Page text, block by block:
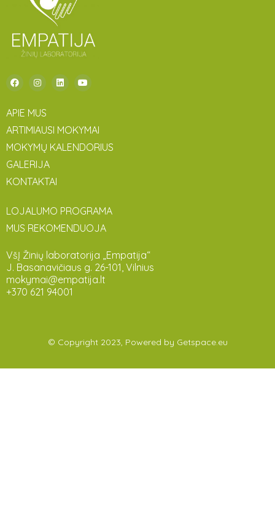
APIE MUS
ARTIMIAUSI MOKYMAI
MOKYMŲ KALENDORIUS
GALERIJA
KONTAKTAI
LOJALUMO PROGRAMA
MUS REKOMENDUOJA
VšĮ Žinių laboratorija „Empatija“
J. Basanavičiaus g. 26-101, Vilnius
mokymai@empatija.lt
+370 621 94001
© Copyright 2023, Powered by Getspace.eu